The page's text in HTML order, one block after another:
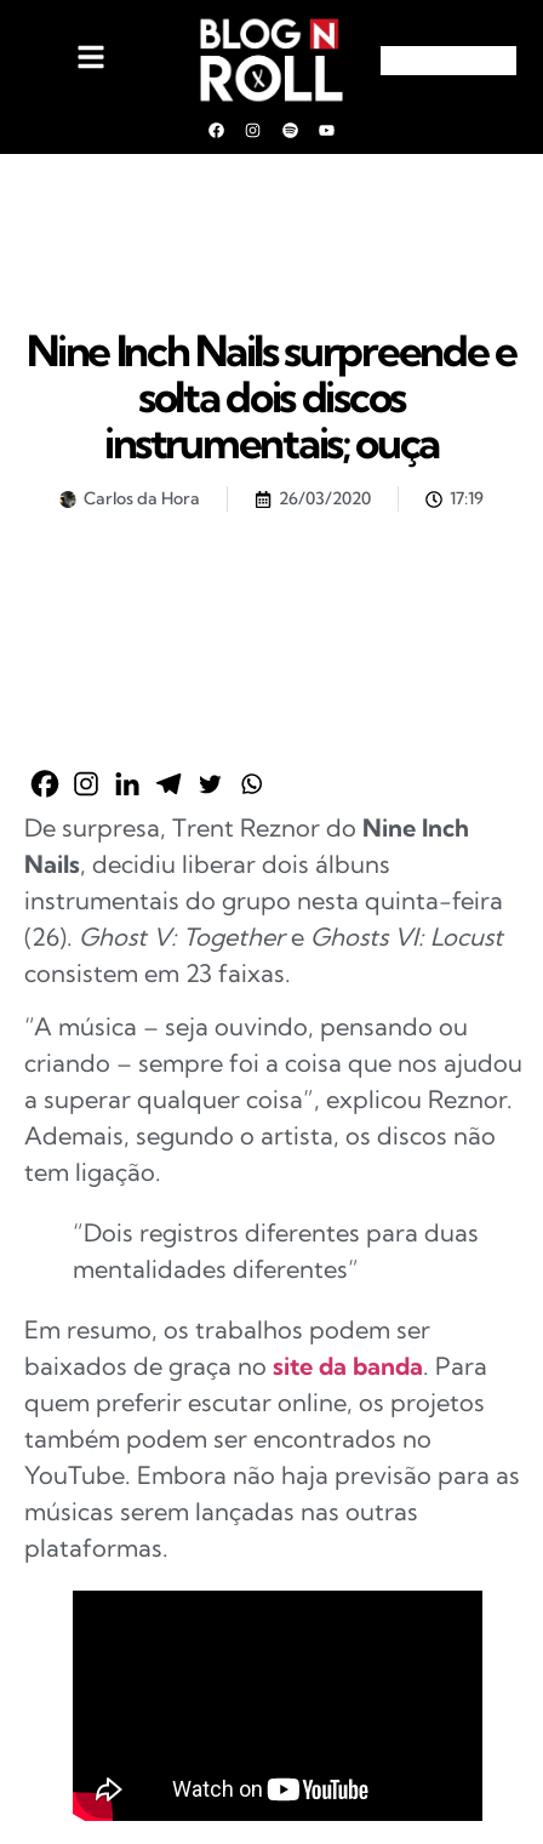
Nine Inch Nails surpreende e
solta dois discos
instrumentais; ouça
Carlos da Hora 26/03/2020 17:19
De surpresa, Trent Reznor do Nine Inch
Nails, decidiu liberar dois álbuns
instrumentais do grupo nesta quinta-feira
(26). Ghost V: Togethere Ghosts VI: Locust
consistem em 23 faixas.
“A música – seja ouvindo, pensando ou
criando – sempre foi a coisa que nos ajudou
a superar qualquer coisa”, explicou Reznor.
Ademais, segundo o artista, os discos não
tem ligação.
“Dois registros diferentes para duas
mentalidades diferentes”
Em resumo, os trabalhos podem ser
baixados de graça no site da banda. Para
quem preferir escutar online, os projetos
também podem ser encontrados no
YouTube. Embora não haja previsão para as
músicas serem lançadas nas outras
plataformas.